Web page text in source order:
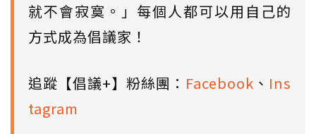
就不會寂寞。」每個人都可以用自己的
方式成為倡議家！
追蹤【倡議+】粉絲團： Facebook 、 Ins
tagram